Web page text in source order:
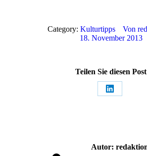
Category: Kulturtipps Von
18. November 2013
Teilen Sie diesen Post
Share
Autor: